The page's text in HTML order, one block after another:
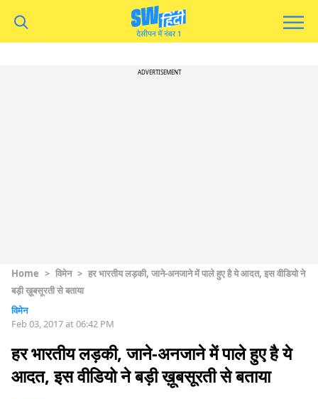
ADVERTISEMENT
Home > विमेन > हर भारतीय लड़की, जाने-अनजाने में पाले हुए है ये आदत, इस वीडियो ने
बड़ी ख़ूबसूरती से बताया
विमेन
Feb 03, 2017 at 06:42 PM
हर भारतीय लड़की, जाने-अनजाने में पाले हुए है ये
आदत, इस वीडियो ने बड़ी ख़ूबसूरती से बताया